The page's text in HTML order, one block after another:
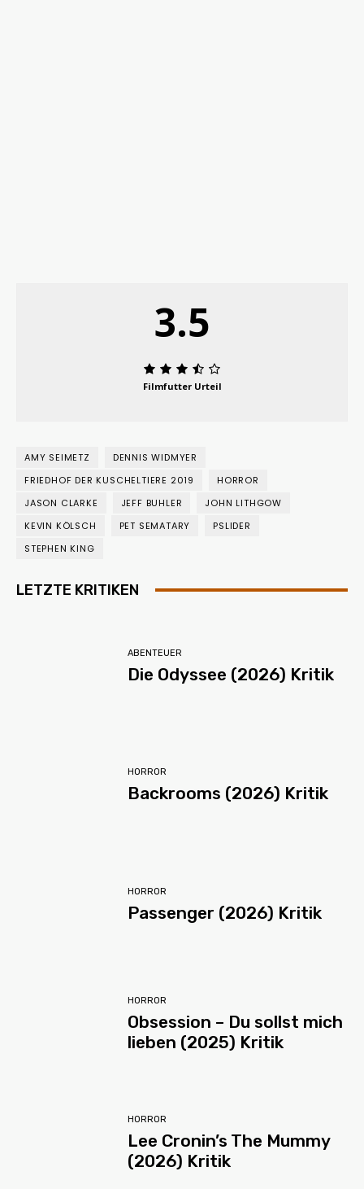
3.5
Filmfutter Urteil
AMY SEIMETZ
DENNIS WIDMYER
FRIEDHOF DER KUSCHELTIERE 2019
HORROR
JASON CLARKE
JEFF BUHLER
JOHN LITHGOW
KEVIN KÖLSCH
PET SEMATARY
PSLIDER
STEPHEN KING
LETZTE KRITIKEN
ABENTEUER
Die Odyssee (2026) Kritik
HORROR
Backrooms (2026) Kritik
HORROR
Passenger (2026) Kritik
HORROR
Obsession – Du sollst mich
lieben (2025) Kritik
HORROR
Lee Cronin’s The Mummy
(2026) Kritik